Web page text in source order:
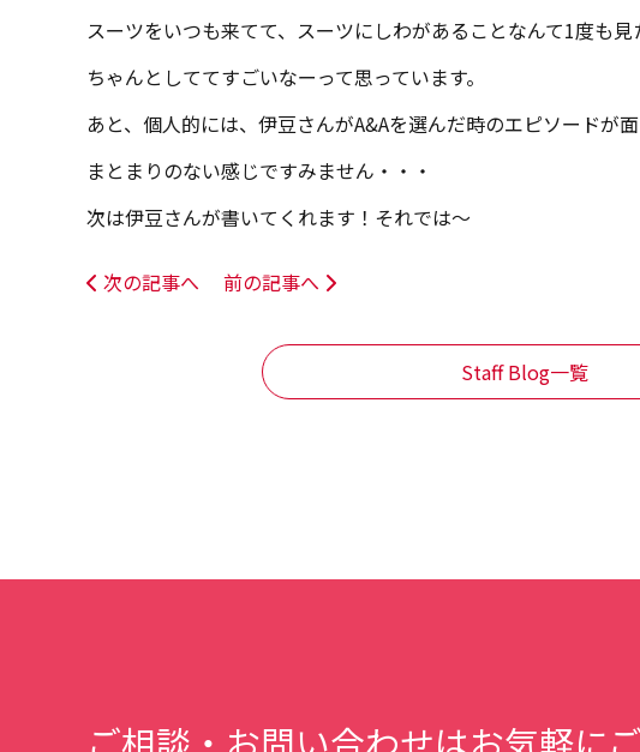
スーツをいつも来てて、スーツにしわがあることなんて1度も見
ちゃんとしててすごいなーって思っています。
あと、個人的には、伊豆さんがA&Aを選んだ時のエピソードが
まとまりのない感じですみません・・・
次は伊豆さんが書いてくれます！それでは～
次の記事へ 前の記事へ
Staff Blog一覧
ご相談・お問い合わせはお気軽に